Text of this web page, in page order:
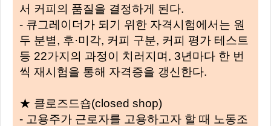
서 커피의 품질을 결정하게 된다.
- 큐그레이더가 되기 위한 자격시험에서는 원
두 분별, 후·미각, 커피 구분, 커피 평가 테스트
등 22가지의 과정이 치러지며, 3년마다 한 번
씩 재시험을 통해 자격증을 갱신한다.
★ 클로즈드숍(closed shop)
- 고용주가 근로자를 고용하고자 할 때 노동조